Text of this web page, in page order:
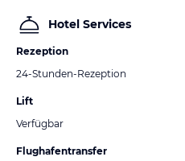
Hotel Services
Rezeption
24-Stunden-Rezeption
Lift
Verfügbar
Flughafentransfer